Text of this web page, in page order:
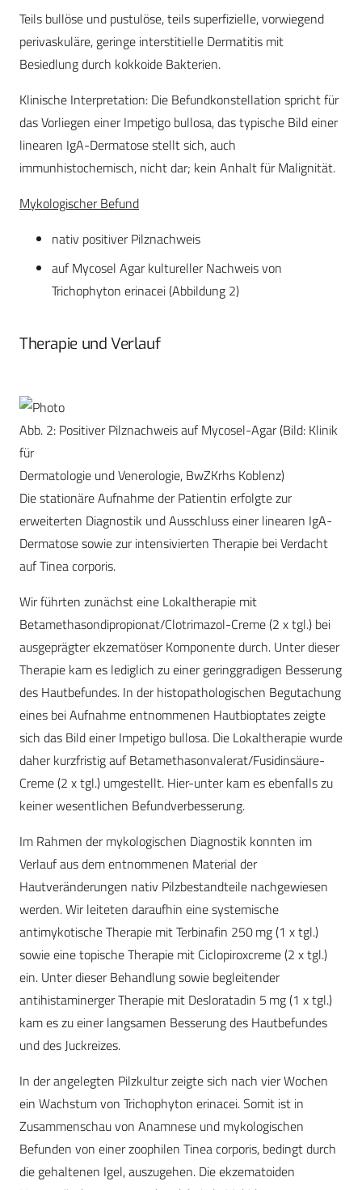
Teils bullöse und pustulöse, teils superfizielle, vorwiegend
perivaskuläre, geringe interstitielle Dermatitis mit
Besiedlung durch kokkoide Bakterien.
Klinische Interpretation: Die Befundkonstellation spricht für
das Vorliegen einer Impetigo bullosa, das typische Bild einer
linearen IgA-Dermatose stellt sich, auch
immunhistochemisch, nicht dar; kein Anhalt für Malignität.
Mykologischer Befund
nativ positiver Pilznachweis
auf Mycosel Agar kultureller Nachweis von
Trichophyton erinacei (Abbildung 2)
Therapie und Verlauf
Abb. 2: Positiver Pilznachweis auf Mycosel-Agar (Bild: Klinik
für
Dermatologie und Venerologie, BwZKrhs Koblenz)
Die stationäre Aufnahme der Patientin erfolgte zur
erweiterten Diagnostik und Ausschluss einer linearen IgA-
Dermatose sowie zur intensivierten Therapie bei Verdacht
auf Tinea corporis.
Wir führten zunächst eine Lokaltherapie mit
Betamethasondipropionat/Clotrimazol-Creme (2 x tgl.) bei
ausgeprägter ekzematöser Komponente durch. Unter dieser
Therapie kam es lediglich zu einer geringgradigen Besserung
des Hautbefundes. In der histopathologischen Begutachung
eines bei Aufnahme entnommenen Hautbioptates zeigte
sich das Bild einer Impetigo bullosa. Die Lokaltherapie wurde
daher kurzfristig auf Betamethasonvalerat/Fusidinsäure-
Creme (2 x tgl.) umgestellt. Hier-unter kam es ebenfalls zu
keiner wesentlichen Befundverbesserung.
Im Rahmen der mykologischen Diagnostik konnten im
Verlauf aus dem entnommenen Material der
Hautveränderungen nativ Pilzbestandteile nachgewiesen
werden. Wir leiteten daraufhin eine systemische
antimykotische Therapie mit Terbinafin 250 mg (1 x tgl.)
sowie eine topische Therapie mit Ciclopiroxcreme (2 x tgl.)
ein. Unter dieser Behandlung sowie begleitender
antihistaminerger Therapie mit Desloratadin 5 mg (1 x tgl.)
kam es zu einer langsamen Besserung des Hautbefundes
und des Juckreizes.
In der angelegten Pilzkultur zeigte sich nach vier Wochen
ein Wachstum von Trichophyton erinacei. Somit ist in
Zusammenschau von Anamnese und mykologischen
Befunden von einer zoophilen Tinea corporis, bedingt durch
die gehaltenen Igel, auszugehen. Die ekzematoiden